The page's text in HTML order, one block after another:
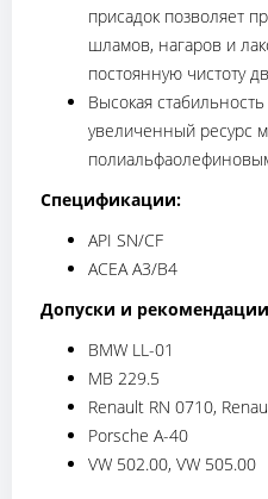
присадок позволяет
шламов, нагаров и
постоянную чистоту
Высокая
увеличенный ресурс
Спецификации:
API SN/CF
ACEA A3/B4
Допуски и
BMW LL-01
MB 229.5
Renault RN 0710,
Porsche A-40
VW 502.00, VW 505.00